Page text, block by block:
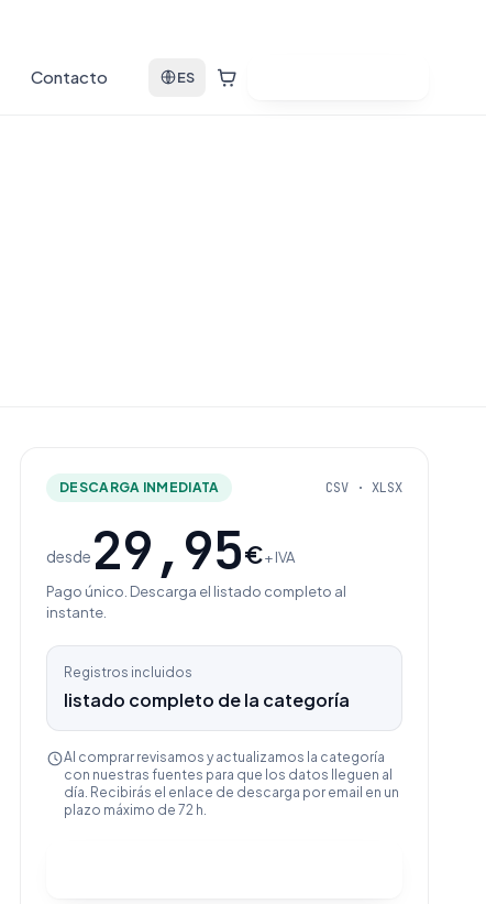
Contacto ES
DESCARGA INMEDIATA CSV · XLSX
desde 29,95€+ IVA
Pago único. Descarga el listado completo al
instante.
Registros incluidos
listado completo de la categoría
Al comprar revisamos y actualizamos la categoría
con nuestras fuentes para que los datos lleguen al
día. Recibirás el enlace de descarga por email en un
plazo máximo de 72 h.